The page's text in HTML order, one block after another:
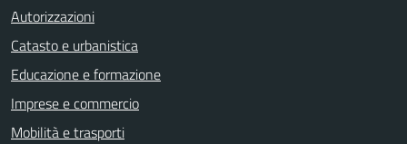
Autorizzazioni
Catasto e urbanistica
Educazione e formazione
Imprese e commercio
Mobilità e trasporti